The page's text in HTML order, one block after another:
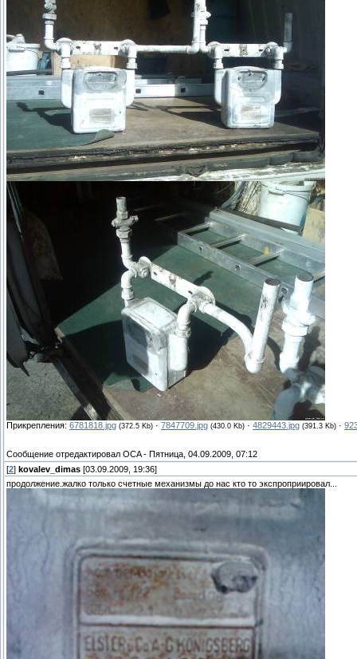
Прикрепления: 6781818.jpg (372.5 Kb) · 7847709.jpg (430.0 Kb) · 4829443.jpg (391.3 Kb) ·
Сообщение отредактировал OCA- Пятница, 04.09.2009, 07:12
[2] kovalev_dimas [03.09.2009, 19:36]
продолжение.жалко только счетные механизмы до нас кто то экспроприировал...